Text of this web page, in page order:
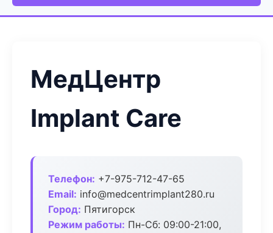
МедЦентр
Implant Care
Телефон: +7-975-712-47-65
Email: info@medcentrimplant280.ru
Город: Пятигорск
Режим работы: Пн-Сб: 09:00-21:00,